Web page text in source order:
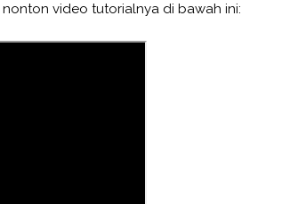
nonton video tutorialnya di bawah ini: